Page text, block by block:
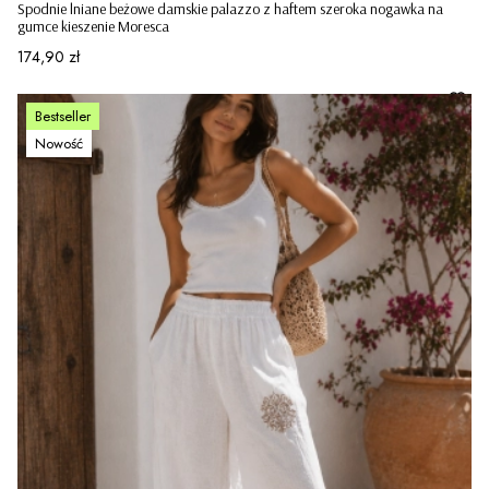
Spodnie lniane beżowe damskie palazzo z haftem szeroka nogawka na
gumce kieszenie Moresca
Cena
174,90 zł
Bestseller
Nowość